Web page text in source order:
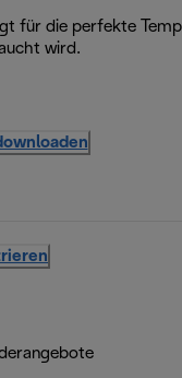
für die perfekte
wird.